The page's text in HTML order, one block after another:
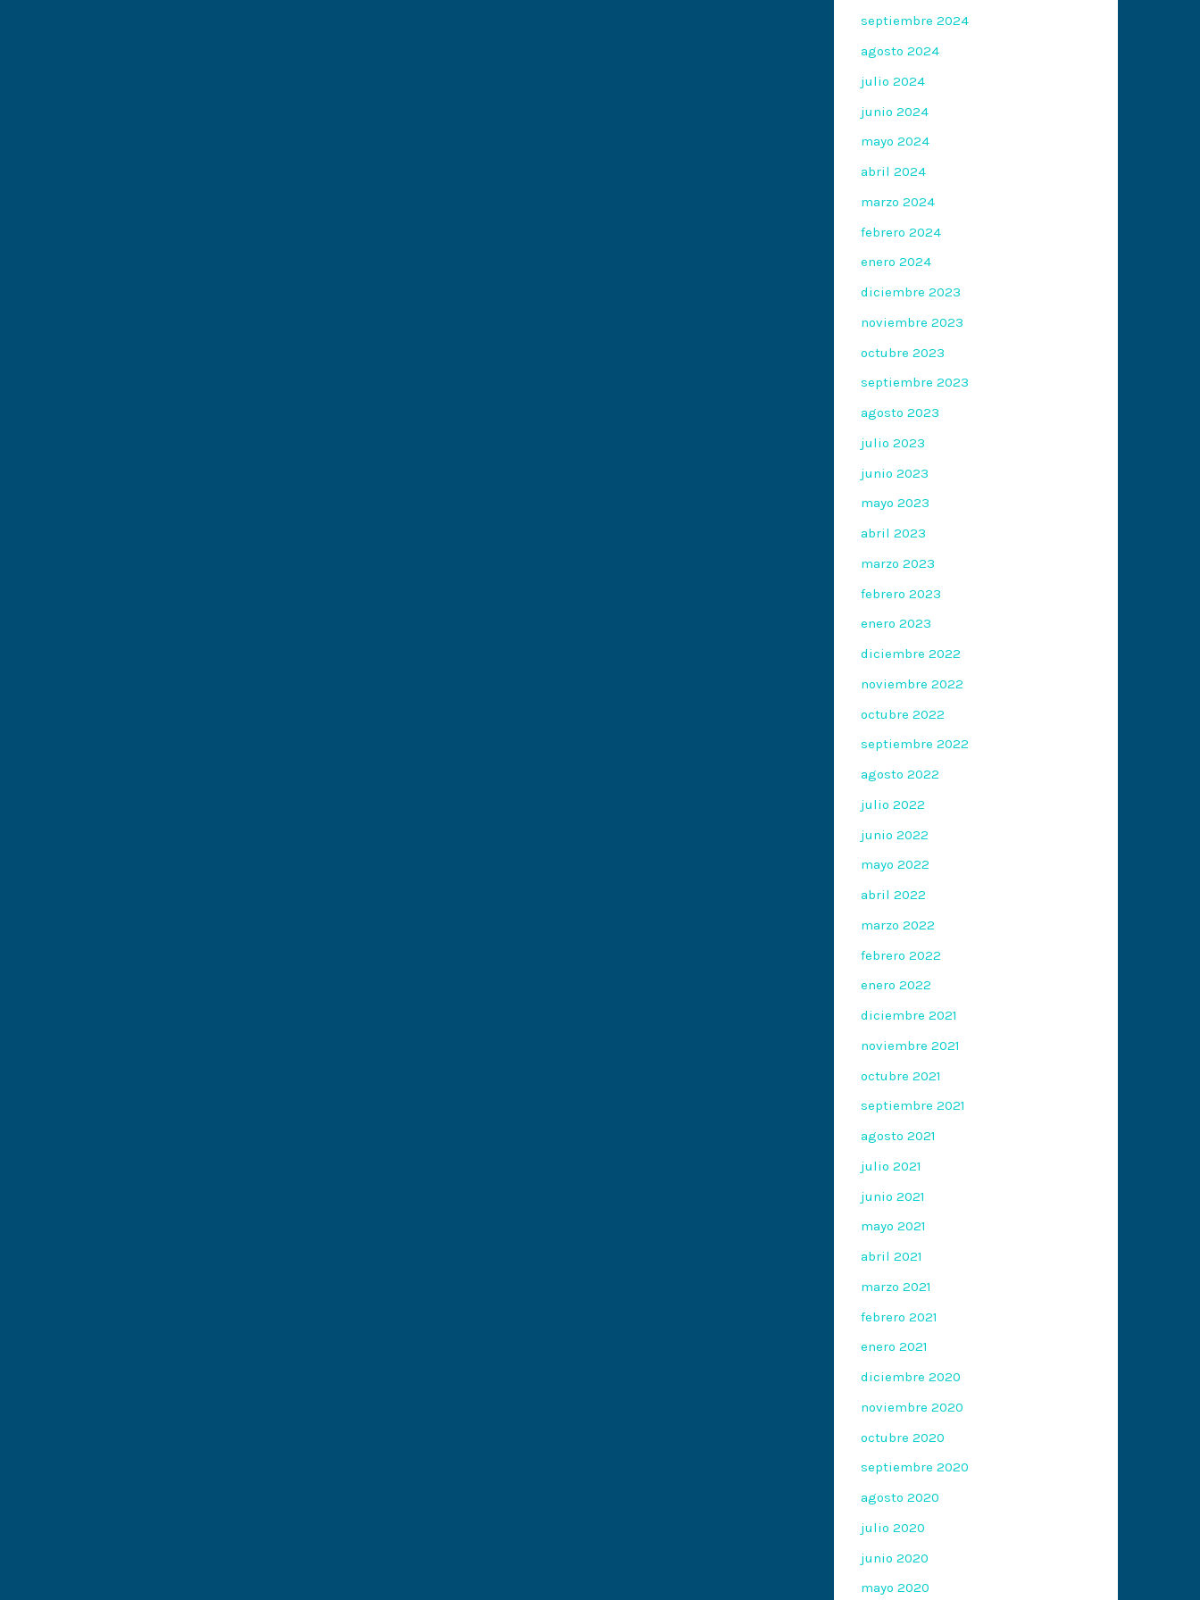
septiembre 2024
agosto 2024
julio 2024
junio 2024
mayo 2024
abril 2024
marzo 2024
febrero 2024
enero 2024
diciembre 2023
noviembre 2023
octubre 2023
septiembre 2023
agosto 2023
julio 2023
junio 2023
mayo 2023
abril 2023
marzo 2023
febrero 2023
enero 2023
diciembre 2022
noviembre 2022
octubre 2022
septiembre 2022
agosto 2022
julio 2022
junio 2022
mayo 2022
abril 2022
marzo 2022
febrero 2022
enero 2022
diciembre 2021
noviembre 2021
octubre 2021
septiembre 2021
agosto 2021
julio 2021
junio 2021
mayo 2021
abril 2021
marzo 2021
febrero 2021
enero 2021
diciembre 2020
noviembre 2020
octubre 2020
septiembre 2020
agosto 2020
julio 2020
junio 2020
mayo 2020